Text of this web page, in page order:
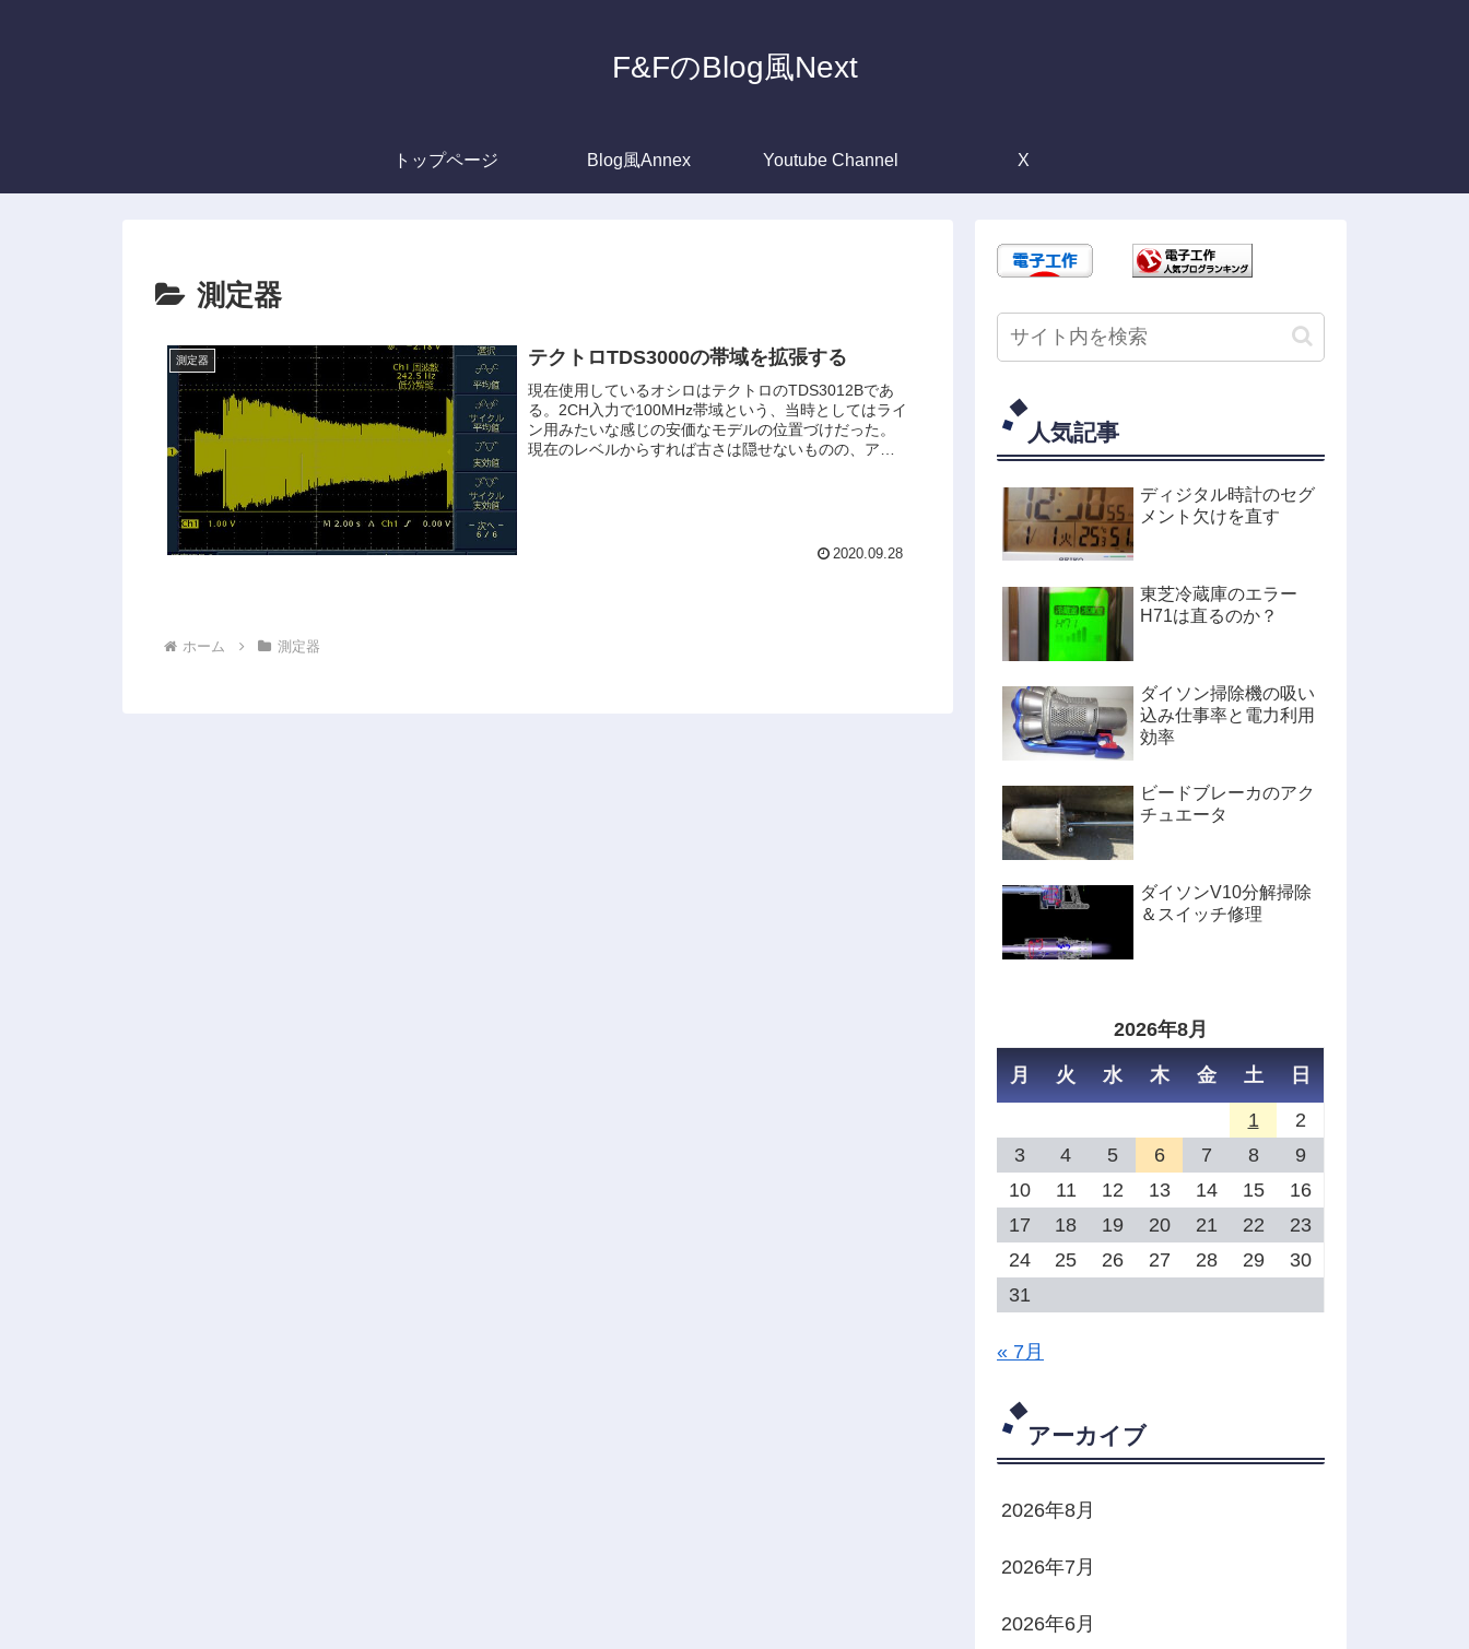
F&FのBlog風Next
トップページ Blog風Annex Youtube Channel X
測定器
測定器 テクトロTDS3000の帯域を拡張する
現在使用しているオシロはテクトロのTDS3012Bであ
る。2CH入力で100MHz帯域という、当時としてはライ
ン用みたいな感じの安価なモデルの位置づけだった。
現在のレベルからすれば古さは隠せないものの、アマ
2020.09.28
ホーム 測定器
人気記事
ディジタル時計のセグ
メント欠けを直す
東芝冷蔵庫のエラー
H71は直るのか？
ダイソン掃除機の吸い
込み仕事率と電力利用
効率
ビードブレーカのアク
チュエータ
ダイソンV10分解掃除
＆スイッチ修理
2026年8月
月 火 水 木 金 土 日
1
2
3
4 5 6 7 8
9
10
11 12 13 14 15
16
17
18 19 20 21 22
23
24
25 26 27 28 29
30
31
« 7月
アーカイブ
2026年8月
2026年7月
2026年6月